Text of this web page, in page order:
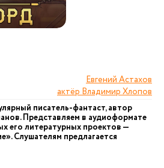
Евгений Астахов
актёр Владимир Хлопов
писатель-фантаст, автор
Представляем в аудиоформате
его литературных проектов —
Слушателям предлагается